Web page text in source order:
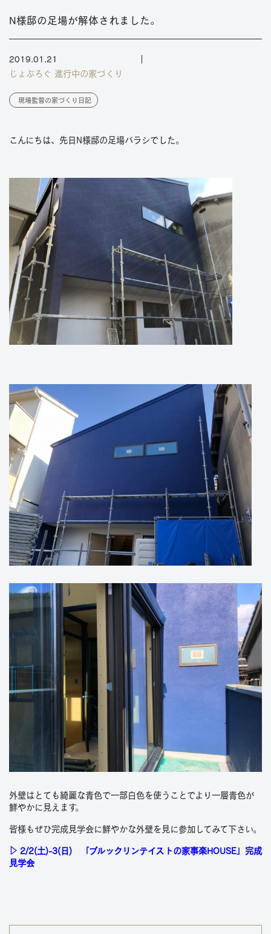
N様邸の足場が解体されました。
2019.01.21
じょぶろぐ 進行中の家づくり
現場監督の家づくり日記
こんにちは、先日N様邸の足場バラシでした。
外壁はとても綺麗な青色で一部白色を使うことでより一層青色が
鮮やかに見えます。
皆様もぜひ完成見学会に鮮やかな外壁を見に参加してみて下さい。
▷ 2/2(土)-3(日) 「ブルックリンテイストの家事楽HOUSE」完成
見学会